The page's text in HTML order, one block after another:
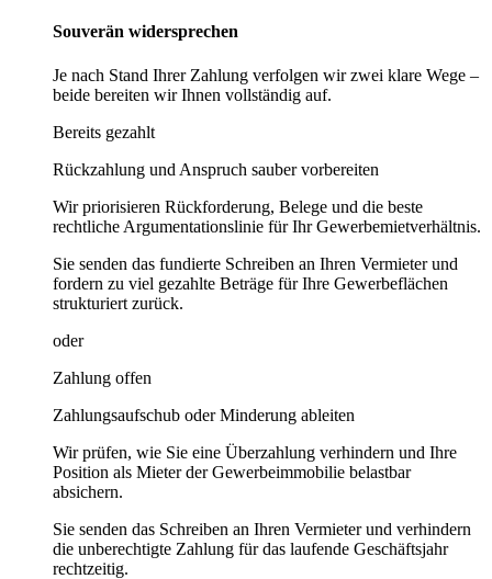
Souverän widersprechen
Je nach Stand Ihrer Zahlung verfolgen wir zwei klare Wege –
beide bereiten wir Ihnen vollständig auf.
Bereits gezahlt
Rückzahlung und Anspruch sauber vorbereiten
Wir priorisieren Rückforderung, Belege und die beste
rechtliche Argumentationslinie für Ihr Gewerbemietverhältnis.
Sie senden das fundierte Schreiben an Ihren Vermieter und
fordern zu viel gezahlte Beträge für Ihre Gewerbeflächen
strukturiert zurück.
oder
Zahlung offen
Zahlungsaufschub oder Minderung ableiten
Wir prüfen, wie Sie eine Überzahlung verhindern und Ihre
Position als Mieter der Gewerbeimmobilie belastbar
absichern.
Sie senden das Schreiben an Ihren Vermieter und verhindern
die unberechtigte Zahlung für das laufende Geschäftsjahr
rechtzeitig.